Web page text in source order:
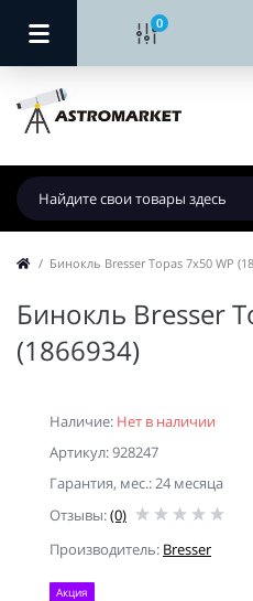
0
Бинокль Bresser Topas 7x50 WP
Бинокль Bresser
(1866934)
Наличие: Нет в наличии
Артикул: 928247
Гарантия, мес.: 24 месяца
Отзывы:(0)
Производитель: Bresser
Акция